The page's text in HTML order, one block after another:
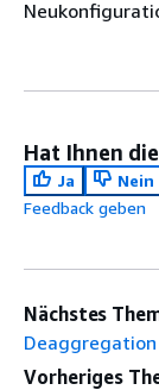
Hat Ihnen
Ja
Nein
Feedback geben
Nächstes
Vorheriges